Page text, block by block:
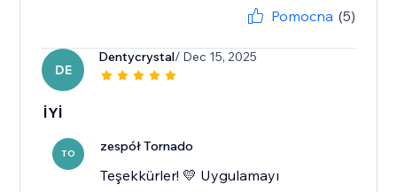
Pomocna (5)
DE
Dentycrystal/ Dec 15, 2025
İYİ
TO zespół Tornado
Teşekkürler! 💛 Uygulamayı